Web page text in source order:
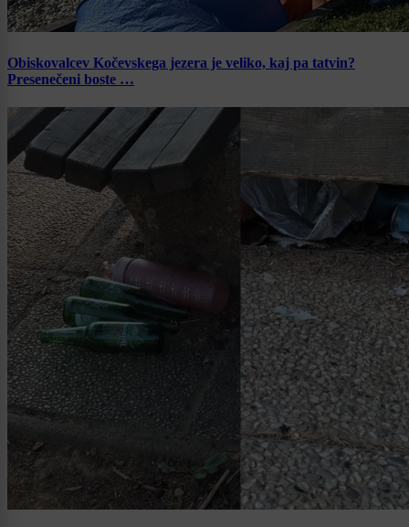
Obiskovalcev Kočevskega jezera je veliko, kaj pa tatvin?
Presenečeni boste …